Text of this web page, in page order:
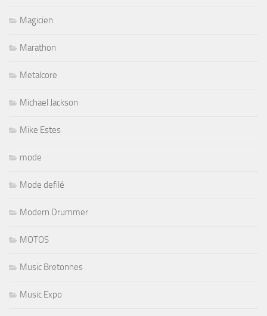
Magicien
Marathon
Metalcore
Michael Jackson
Mike Estes
mode
Mode defilé
Modern Drummer
MOTOS
Music Bretonnes
Music Expo